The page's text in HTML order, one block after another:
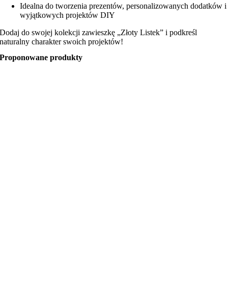
Idealna do tworzenia prezentów, personalizowanych dodatków i
wyjątkowych projektów DIY
Dodaj do swojej kolekcji zawieszkę „Złoty Listek” i podkreśl
naturalny charakter swoich projektów!
Proponowane produkty